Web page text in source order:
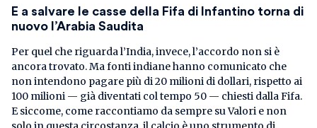
E a salvare le casse della Fifa di Infantino torna di
nuovo l’Arabia Saudita
Per quel che riguarda l’India, invece, l’accordo non si è
ancora trovato. Ma fonti indiane hanno comunicato che
non intendono pagare più di 20 milioni di dollari, rispetto ai
100 milioni — già diventati col tempo 50 — chiesti dalla Fifa.
E siccome, come raccontiamo da sempre su Valori e non